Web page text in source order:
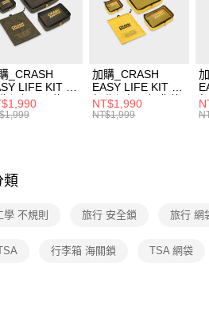
_CRASH
LIFE KIT 旅
納組 - 軍綠
加購_CRASH
EASY LIFE KIT 旅
行收納組 - 經典黃
NT$1,990
NT$1,999
類
學 不規則 旅行 安全鎖 旅行 網
行李箱 海關鎖 TSA 網袋